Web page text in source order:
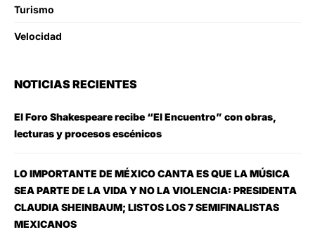
Turismo
Velocidad
NOTICIAS RECIENTES
El Foro Shakespeare recibe “El Encuentro” con obras,
lecturas y procesos escénicos
LO IMPORTANTE DE MÉXICO CANTA ES QUE LA MÚSICA
SEA PARTE DE LA VIDA Y NO LA VIOLENCIA: PRESIDENTA
CLAUDIA SHEINBAUM; LISTOS LOS 7 SEMIFINALISTAS
MEXICANOS